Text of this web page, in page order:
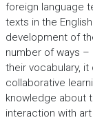
foreign language
texts in the
development of
number of ways –
their vocabulary,
collaborative
knowledge about
interaction with